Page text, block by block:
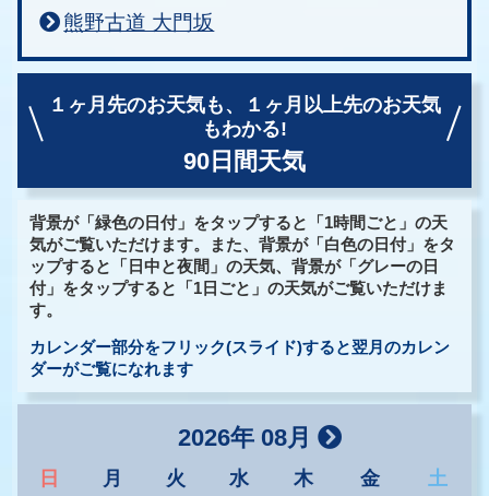
熊野古道 大門坂
１ヶ月先のお天気も、
１ヶ月以上先のお天気
もわかる!
90日間天気
背景が「緑色の日付」をタップすると「1時間ごと」の天
気がご覧いただけます。また、背景が「白色の日付」をタ
ップすると「日中と夜間」の天気、背景が「グレーの日
付」をタップすると「1日ごと」の天気がご覧いただけま
す。
カレンダー部分をフリック(スライド)すると翌月のカレン
ダーがご覧になれます
2026年 08月
日 月 火 水 木 金 土